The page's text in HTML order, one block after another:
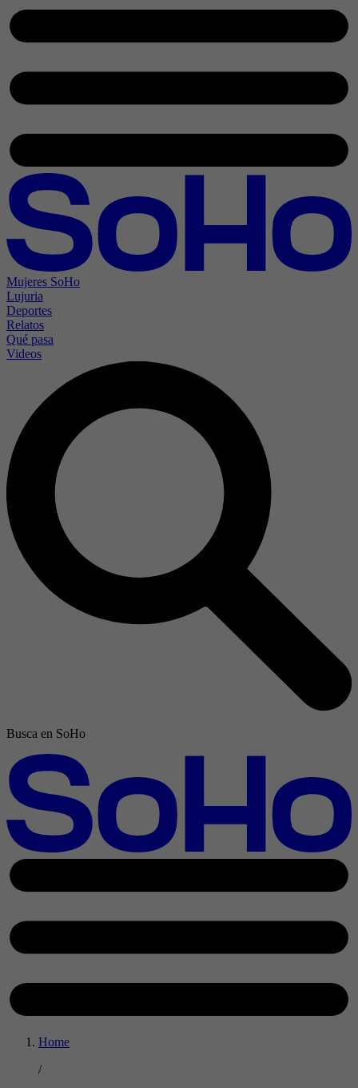
Mujeres SoHo
Lujuria
Deportes
Relatos
Qué pasa
Videos
Busca en SoHo
Home
/